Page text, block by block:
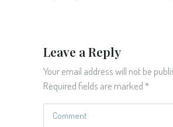
Leave a Reply
Your email address will not be
Required fields are marked*